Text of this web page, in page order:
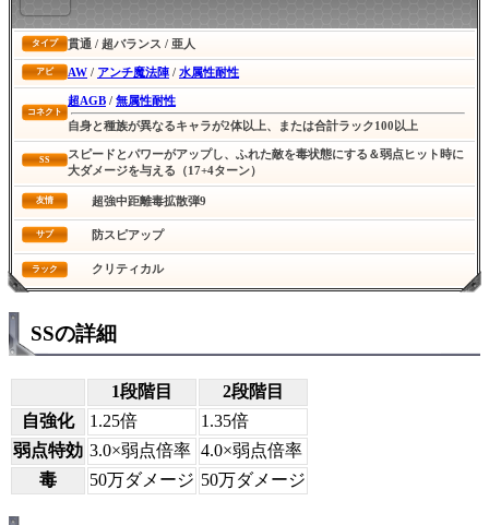
タイプ 貫通 / 超バランス / 亜人
アビ AW / アンチ魔法陣 / 水属性耐性
コネクト
超AGB / 無属性耐性
自身と種族が異なるキャラが2体以上、または合計ラック100以上
SS
スピードとパワーがアップし、ふれた敵を毒状態にする＆弱点ヒット時に
大ダメージを与える（17+4ターン）
友情 超強中距離毒拡散弾9
サブ 防スピアップ
ラック クリティカル
SSの詳細
1段階目
2段階目
自強化
1.25倍
1.35倍
弱点特効 3.0×弱点倍率 4.0×弱点倍率
毒
50万ダメージ 50万ダメージ